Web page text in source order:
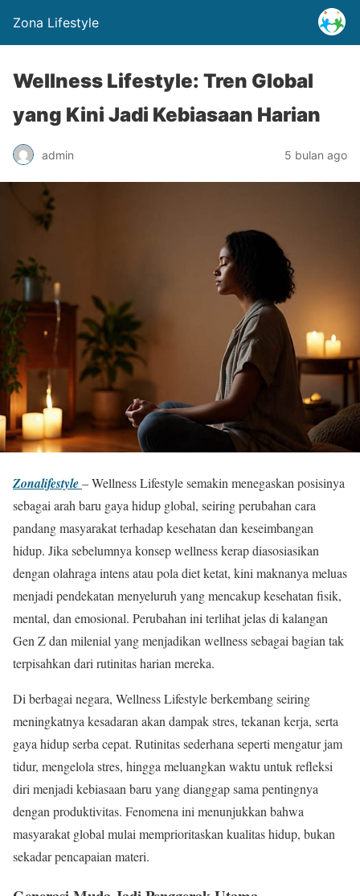
Zona Lifestyle
Wellness Lifestyle: Tren Global
yang Kini Jadi Kebiasaan Harian
admin 5 bulan ago
Zonalifestyle– Wellness Lifestyle semakin menegaskan posisinya
sebagai arah baru gaya hidup global, seiring perubahan cara
pandang masyarakat terhadap kesehatan dan keseimbangan
hidup. Jika sebelumnya konsep wellness kerap diasosiasikan
dengan olahraga intens atau pola diet ketat, kini maknanya meluas
menjadi pendekatan menyeluruh yang mencakup kesehatan fisik,
mental, dan emosional. Perubahan ini terlihat jelas di kalangan
Gen Z dan milenial yang menjadikan wellness sebagai bagian tak
terpisahkan dari rutinitas harian mereka.
Di berbagai negara, Wellness Lifestyle berkembang seiring
meningkatnya kesadaran akan dampak stres, tekanan kerja, serta
gaya hidup serba cepat. Rutinitas sederhana seperti mengatur jam
tidur, mengelola stres, hingga meluangkan waktu untuk refleksi
diri menjadi kebiasaan baru yang dianggap sama pentingnya
dengan produktivitas. Fenomena ini menunjukkan bahwa
masyarakat global mulai memprioritaskan kualitas hidup, bukan
sekadar pencapaian materi.